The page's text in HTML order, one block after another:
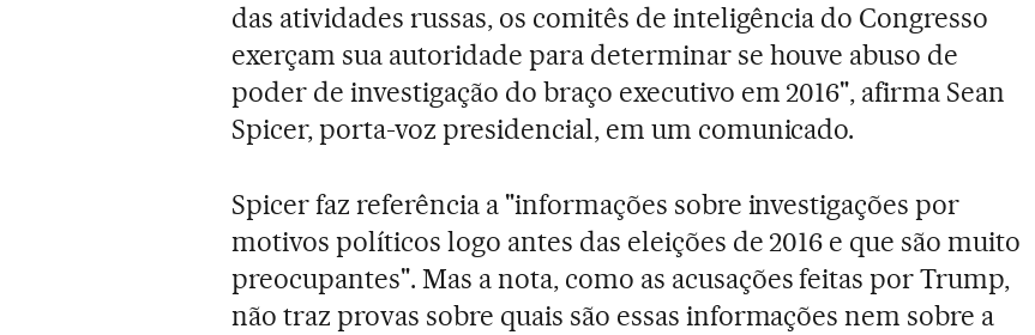
das atividades russas, os comitês de inteligência do Congresso
exerçam sua autoridade para determinar se houve abuso de
poder de investigação do braço executivo em 2016", afirma Sean
Spicer, porta-voz presidencial, em um comunicado.
Spicer faz referência a "informações sobre investigações por
motivos políticos logo antes das eleições de 2016 e que são muito
preocupantes". Mas a nota, como as acusações feitas por Trump,
não traz provas sobre quais são essas informações nem sobre a